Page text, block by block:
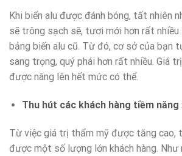
Khi biển alu được đánh bóng, tất nhiên
sẽ trông sạch sẽ, tươi mới hơn rất
bảng biến alu cũ. Từ đó, cơ sở của bạn
sang trọng, quý phái hơn rất nhiều. Giá
được nâng lên hết mức có thể.
Thu hút các khách hàng tiềm năng
Từ việc giá trị thẩm mỹ được tăng cao,
được một số lượng lớn khách hàng.